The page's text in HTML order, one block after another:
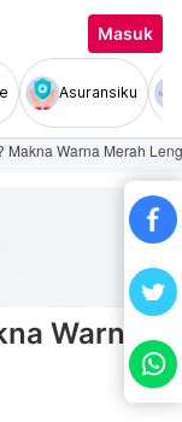
Masuk
Asuransiku
Makna Warna Merah
Warna